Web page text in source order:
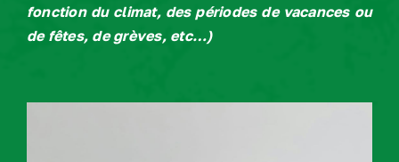
fonction du climat, des périodes de vacances ou
de fêtes, de grèves, etc…)